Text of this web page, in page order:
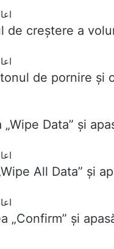
de creștere a
de pornire și
Data” și
All Data” și
și